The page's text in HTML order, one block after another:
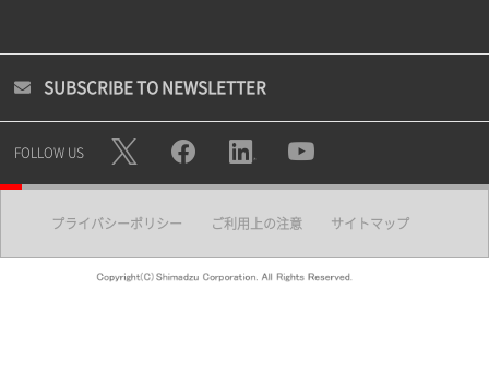
SUBSCRIBE TO NEWSLETTER
FOLLOW US
プライバシーポリシー ご利用上の注意 サイトマップ